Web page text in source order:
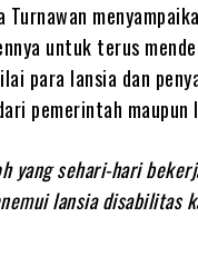
Turnawan
untuk terus
para lansia dan
pemerintah
yang sehari-hari
lansia disabilitas